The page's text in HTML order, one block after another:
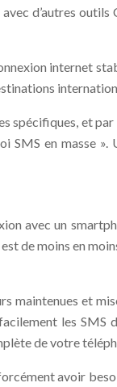
d’autres
internet
spécifiques, et
SMS en masse
avec un
de moins en
et
les
de votre
avoir